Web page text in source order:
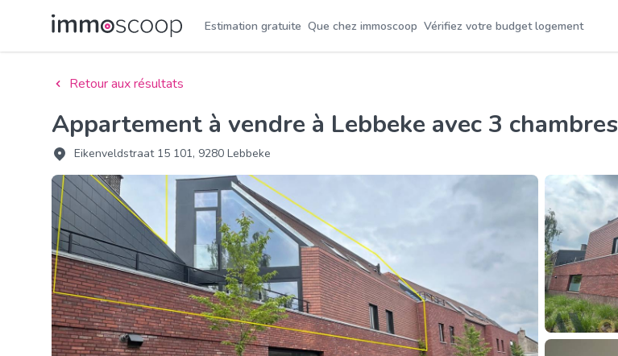
Estimation gratuite Que chez immoscoop Vérifiez votre budget logement
Retour aux résultats
Appartement à vendre à Lebbeke avec 3 chambres
Eikenveldstraat 15 101, 9280 Lebbeke